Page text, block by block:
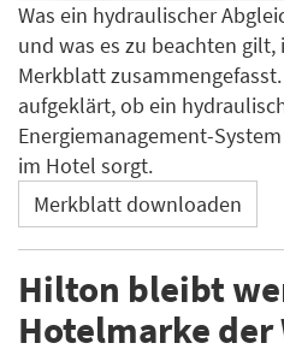
Was ein hydraulischer
und was es zu beachten
Merkblatt
aufgeklärt, ob ein
Energiemanagement-
im Hotel sorgt.
Merkblatt downloaden
Hilton bleibt
Hotelmarke der